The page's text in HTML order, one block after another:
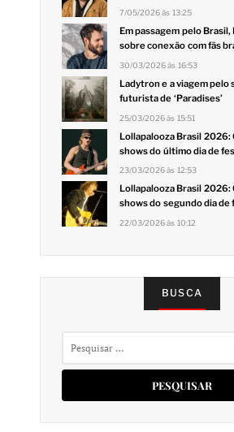
7/05/2026 às 13:25
Em passagem pelo Brasil,
sobre conexão com fãs
30/03/2026 às 16:53
Ladytron e a viagem pelo
futurista de ‘Paradises’
25/03/2026 às 15:51
Lollapalooza Brasil 2026:
shows do último dia de
23/03/2026 às 12:53
Lollapalooza Brasil 2026:
shows do segundo dia de
22/03/2026 às 10:12
BUSCA